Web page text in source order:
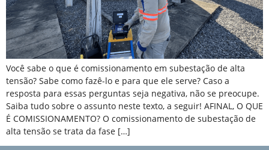
Você sabe o que é comissionamento em subestação de alta
tensão? Sabe como fazê-lo e para que ele serve? Caso a
resposta para essas perguntas seja negativa, não se preocupe.
Saiba tudo sobre o assunto neste texto, a seguir! AFINAL, O QUE
É COMISSIONAMENTO? O comissionamento de subestação de
alta tensão se trata da fase […]